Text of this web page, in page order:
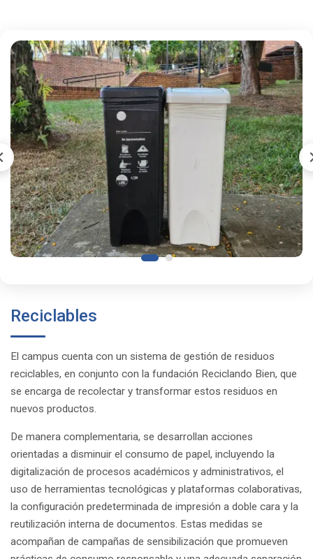
Reciclables
El campus cuenta con un sistema de gestión de residuos
reciclables, en conjunto con la fundación Reciclando Bien, que
se encarga de recolectar y transformar estos residuos en
nuevos productos.
De manera complementaria, se desarrollan acciones
orientadas a disminuir el consumo de papel, incluyendo la
digitalización de procesos académicos y administrativos, el
uso de herramientas tecnológicas y plataformas colaborativas,
la configuración predeterminada de impresión a doble cara y la
reutilización interna de documentos. Estas medidas se
acompañan de campañas de sensibilización que promueven